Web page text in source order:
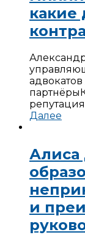
какие
партнёры
Далее
Алиса
и